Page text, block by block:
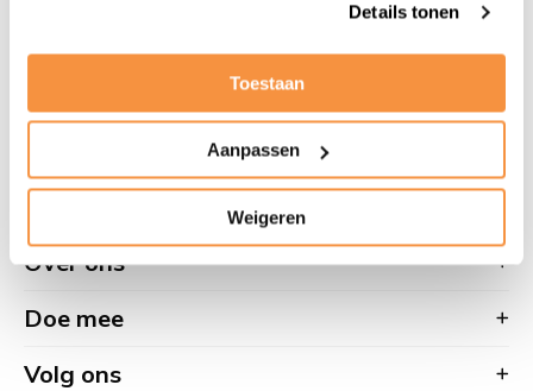
Details tonen
Toestaan
Aanpassen
Weigeren
Nierstichting
Nederland
van
Stichting
Nederland
Ga
Parkinson
Nederland
Ga
Ga
website
van
Aidsfonds
Ga
website
van
Ga
naar
website
van
Trombosestichting
Site
Over ons
Doe mee
Volg ons